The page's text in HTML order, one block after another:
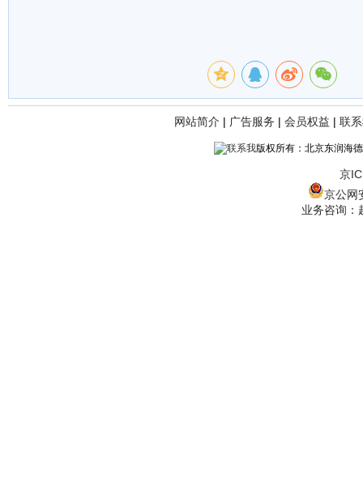
网站简介 | 广告服务 | 会员权益 | 联
版权所有：北京东润海
京
京公网
业务咨询：